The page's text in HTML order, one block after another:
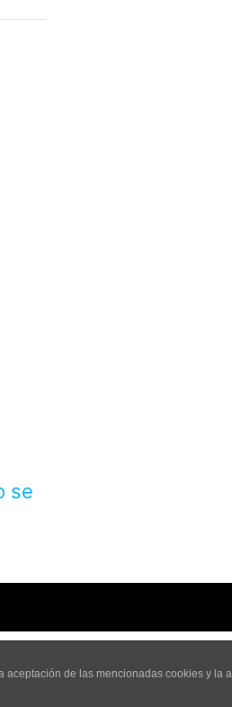
se
de las mencionadas cookies y la